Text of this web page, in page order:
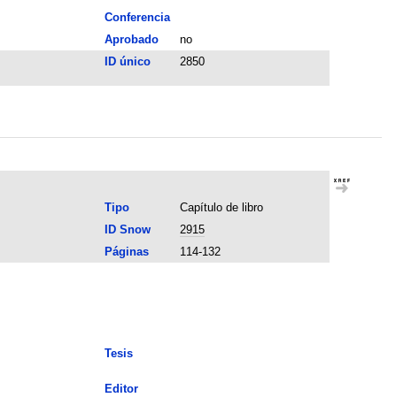
Conferencia
Aprobado
no
ID único 2850
Tipo
Capítulo de libro
ID Snow
2915
Páginas
114-132
Tesis
Editor